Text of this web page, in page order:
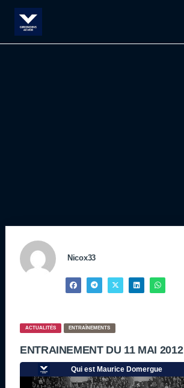
Nicox33
ACTUALITÉS ENTRAÎNEMENTS
ENTRAINEMENT DU 11 MAI 2012